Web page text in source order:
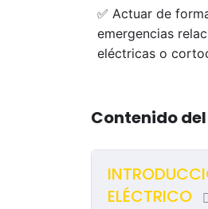
✅ Actuar de
emergencias
eléctricas o
Contenido
ELÉCTRICO